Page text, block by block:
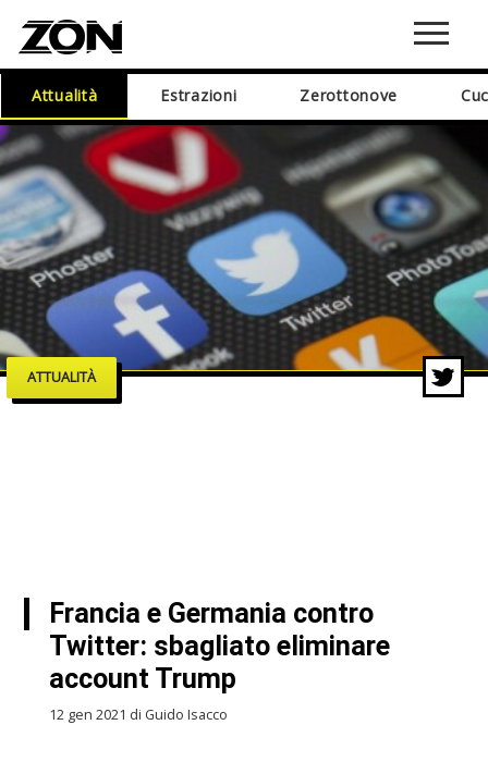
Attualità Estrazioni Zerottonove
ATTUALITÀ
Francia e Germania contro
Twitter: sbagliato eliminare
account Trump
12 gen 2021 di Guido Isacco